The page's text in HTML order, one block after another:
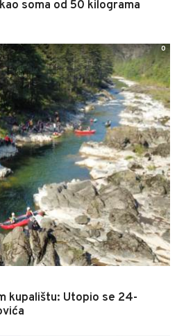
soma od 50 kilograma
kupalištu: Utopio se 24-
0